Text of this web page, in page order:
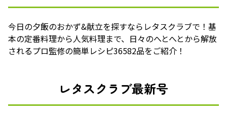
今日の夕飯のおかず&献立を探すならレタスクラブで！基
本の定番料理から人気料理まで、日々のへとへとから解放
されるプロ監修の簡単レシピ36582品をご紹介！
レタスクラブ最新号